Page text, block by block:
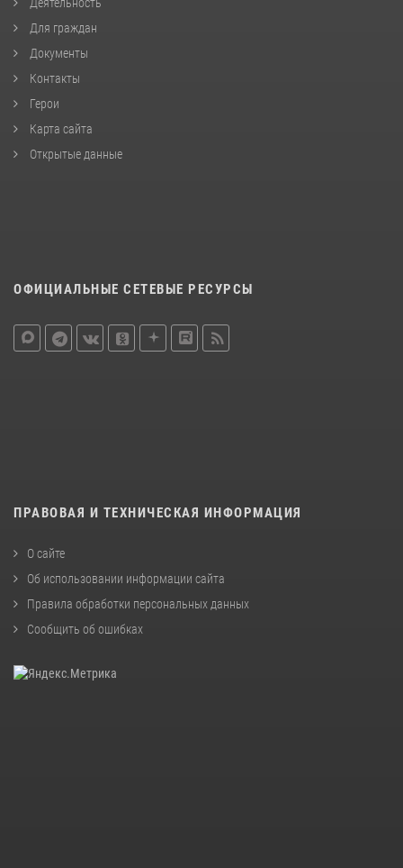
Для граждан
Документы
Контакты
Герои
Карта сайта
Открытые данные
ОФИЦИАЛЬНЫЕ СЕТЕВЫЕ РЕСУРСЫ
ПРАВОВАЯ И ТЕХНИЧЕСКАЯ ИНФОРМАЦИЯ
О сайте
Об использовании информации сайта
Правила обработки персональных данных
Сообщить об ошибках